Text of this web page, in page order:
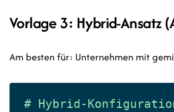
Vorlage 3: Hybrid-Ansatz
Am besten für: Unternehmen mit
# Hybrid-